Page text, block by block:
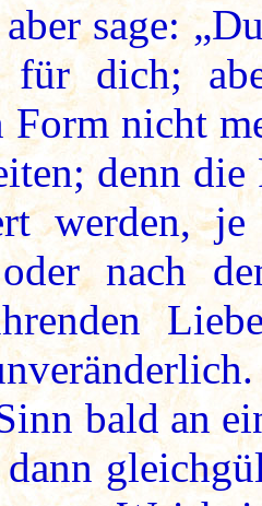
sage:
für dich;
Form nicht
denn
werden,
nach
bald an
dann